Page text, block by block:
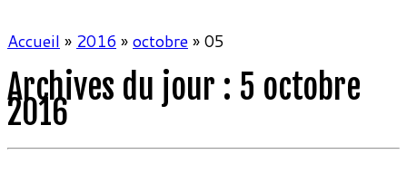
Accueil » 2016 »octobre»05
Archives du jour : 5 octobre
2016